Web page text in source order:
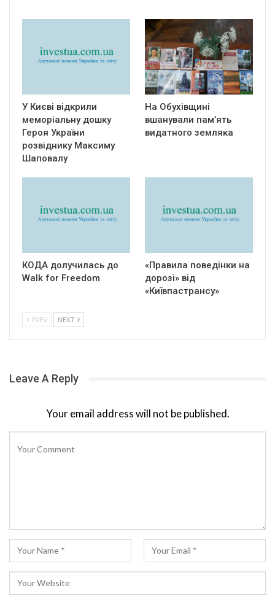
У Києві відкрили
меморіальну дошку
Героя України
розвіднику Максиму
Шаповалу
На Обухівщині
вшанували пам’ять
видатного земляка
КОДА долучилась до
Walk for Freedom
«Правила поведінки на
дорозі» від
«Київпастрансу»
PREV NEXT
Leave A Reply
Your email address will not be published.